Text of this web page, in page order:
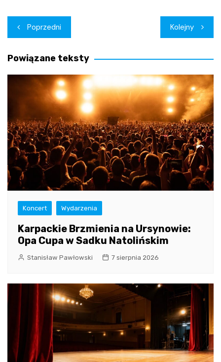
Nawigacja
wpisu
Poprzedni Kolejny
Powiązane teksty
Koncert Wydarzenia
Karpackie Brzmienia na Ursynowie:
Opa Cupa w Sadku Natolińskim
Stanisław Pawłowski 7 sierpnia 2026